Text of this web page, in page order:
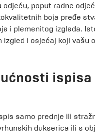
odjeću, poput radne
boja pređe
i plemenitog izgleda.
izgled i osjećaj koji vašu
ispisa
samo prednje ili
dukserica ili s